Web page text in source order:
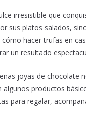
irresistible que
sus platos salados,
hacer trufas en
un resultado
joyas de chocolate
productos
para regalar,